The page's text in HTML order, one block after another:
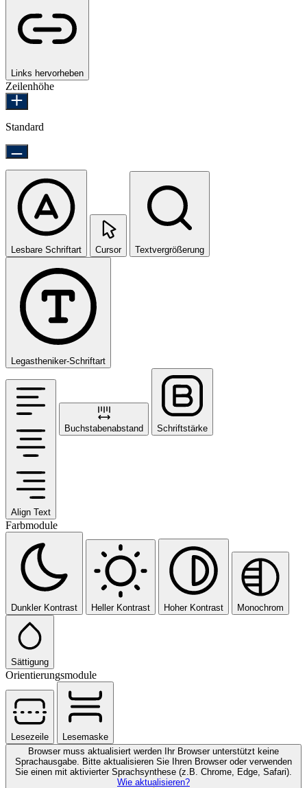
Links hervorheben
Zeilenhöhe
Standard
Lesbare Schriftart Cursor Textvergrößerung
Legastheniker-Schriftart
Align Text
Buchstabenabstand Schriftstärke
Farbmodule
Dunkler Kontrast Heller Kontrast Hoher Kontrast Monochrom
Sättigung
Orientierungsmodule
Lesezeile
Lesemaske
Browser muss aktualisiert werden Ihr Browser unterstützt keine
Sprachausgabe. Bitte aktualisieren Sie Ihren Browser oder verwenden
Sie einen mit aktivierter Sprachsynthese (z.B. Chrome, Edge, Safari).
Wie aktualisieren?